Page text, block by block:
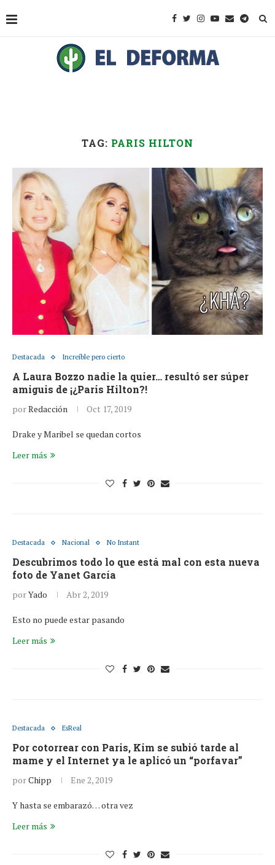
TAG: PARIS HILTON
Destacada Increíble pero cierto
A Laura Bozzo nadie la quier… resultó ser súper
amiguis de ¡¿Paris Hilton?!
porRedacción Oct 17, 2019
Drake y Maribel se quedan cortos
Leer más
Destacada Nacional No Instant
Descubrimos todo lo que está mal con esta nueva
foto de Yanet García
porYado Abr 2, 2019
Esto no puede estar pasando
Leer más
Destacada EsReal
Por cotorrear con Paris, Kim se subió tarde al
mame y el Internet ya le aplicó un “porfavar”
porChipp Ene 2, 2019
Y hasta se embarazó… otra vez
Leer más